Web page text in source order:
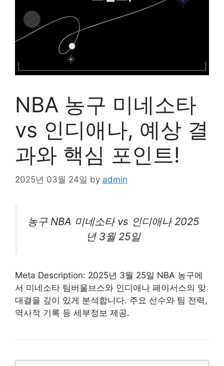
NBA 농구 미네소타
vs 인디애나, 예상 결
과와 핵심 포인트!
2025년 03월 24일 by admin
농구 NBA 미네소타 vs 인디애나 2025
년 3월 25일
Meta Description: 2025년 3월 25일 NBA 농구에
서 미네소타 팀버울브스와 인디애나 페이서스의 맞
대결을 깊이 있게 분석합니다. 주요 선수와 팀 전력,
역사적 기록 등 세부정보 제공.